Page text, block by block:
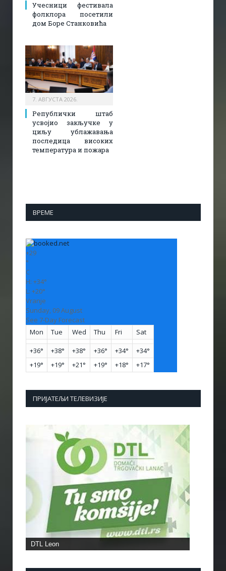
Учесници фестивала
фолклора посетили
дом Боре Станковића
7. АВГУСТА 2026.
Републички штаб
усвојио закључке у
циљу ублажавања
последица високих
температура и пожара​
ВРЕМЕ
+29
°
C
H: +34°
L: +20°
Vranje
Sunday, 09 August
See 7-Day Forecast
Mon
Tue Wed Thu Fri Sat
+36° +38° +38° +36° +34° +34°
+19° +19° +21° +19° +18° +17°
ПРИЈАТЕЉИ ТЕЛЕВИЗИЈЕ